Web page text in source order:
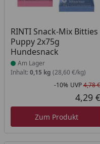
RINTI Snack-Mix Bitties
Puppy 2x75g
Hundesnack
Produkt am Lager
Am Lager
Inhalt: 0,15 kg (28,60 €/kg)
-10% UVP4,78 €
4,29 €
Zum Produkt